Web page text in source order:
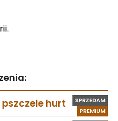
PREMIUM
SPRZEDAM
hurt